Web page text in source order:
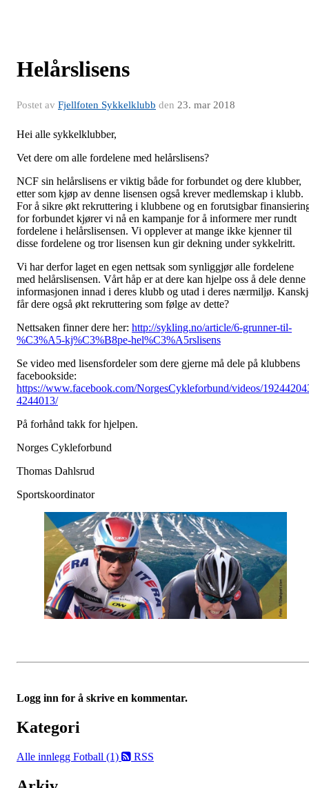
Helårslisens
Postet av Fjellfoten Sykkelklubb den 23. mar 2018
Hei alle sykkelklubber,
Vet dere om alle fordelene med helårslisens?
NCF sin helårslisens er viktig både for forbundet og dere klubber,
etter som kjøp av denne lisensen også krever medlemskap i klubb.
For å sikre økt rekruttering i klubbene og en forutsigbar
for forbundet kjører vi nå en kampanje for å informere mer rundt
fordelene i helårslisensen. Vi opplever at mange ikke kjenner til
disse fordelene og tror lisensen kun gir dekning under sykkelritt.
Vi har derfor laget en egen nettsak som synliggjør alle fordelene
med helårslisensen. Vårt håp er at dere kan hjelpe oss å dele denne
informasjonen innad i deres klubb og utad i deres nærmiljø.
får dere også økt rekruttering som følge av dette?
Nettsaken finner dere her: http://sykling.no/article/6-grunner-til-
%C3%A5-kj%C3%B8pe-hel%C3%A5rslisens
Se video med lisensfordeler som dere gjerne må dele på klubbens
facebookside:
https://www.facebook.com/NorgesCykleforbund/videos/
4244013/
På forhånd takk for hjelpen.
Norges Cykleforbund
Thomas Dahlsrud
Sportskoordinator
Logg inn for å skrive en kommentar.
Kategori
Alle innlegg Fotball (1) RSS